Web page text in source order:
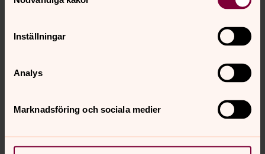
Inställningar
Analys
Marknadsföring och sociala medier
Carin Östh (BKS)
Ellen-Marie Berggren-Samuelsson (KHAP)
Karin Andersson (GLAP)